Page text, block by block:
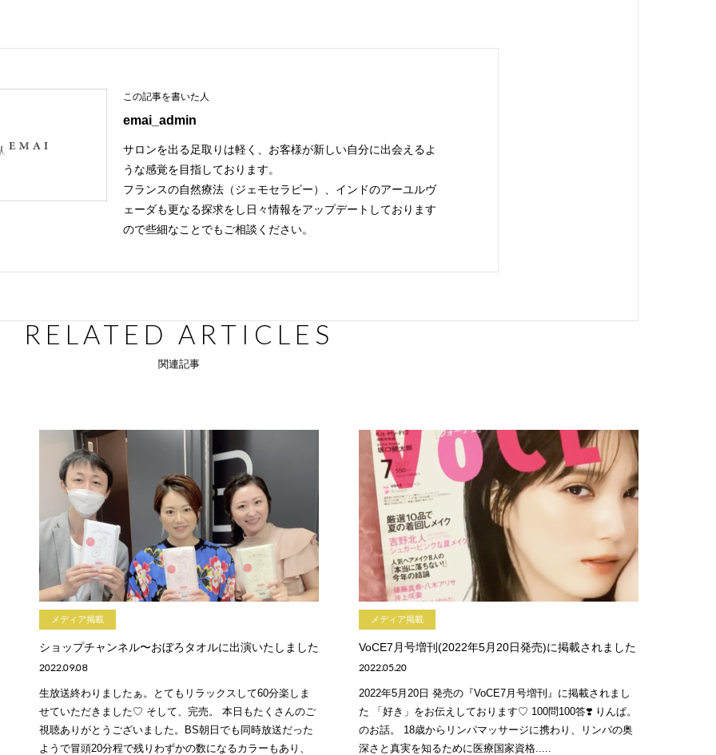
この記事を書いた人
emai_admin
サロンを出る足取りは軽く、お客様が新しい自分に出会えるよ
うな感覚を目指しております。
フランスの自然療法（ジェモセラピー）、インドのアーユルヴ
ェーダも更なる探求をし日々情報をアップデートしております
ので些細なことでもご相談ください。
RELATED ARTICLES
関連記事
メディア掲載
ショップチャンネル〜おぼろタオルに出演いたしました
2022.09.08
生放送終わりましたぁ。とてもリラックスして60分楽しま
せていただきました♡ そして、完売。 本日もたくさんのご
視聴ありがとうございました。BS朝日でも同時放送だった
ようで冒頭20分程で残りわずかの数になるカラーもあり、
メディア掲載
VoCE7月号増刊(2022年5月20日発売)に掲載されました
2022.05.20
2022年5月20日 発売の『VoCE7月号増刊』に掲載されまし
た 「好き」をお伝えしております♡ 100問100答❣️ りんぱ。
のお話。 18歳からリンパマッサージに携わり、リンパの奥
深さと真実を知るために医療国家資格.....